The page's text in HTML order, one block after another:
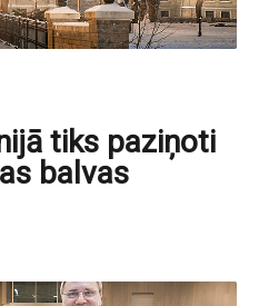
tiks paziņoti
balvas